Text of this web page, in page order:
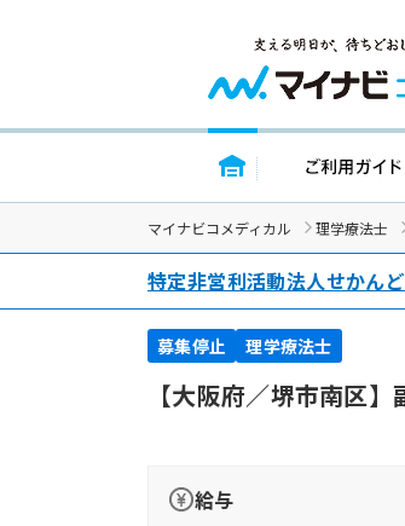
トップページ
マイナビコメディカル 理学療法士
特定非営利活動法人せかんど
募集停止 理学療法士
【大阪府／堺市南区
給与